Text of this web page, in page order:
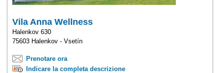
Vila Anna Wellness
Halenkov 630
75603 Halenkov - Vsetín
Prenotare ora
Indicare la completa descrizione